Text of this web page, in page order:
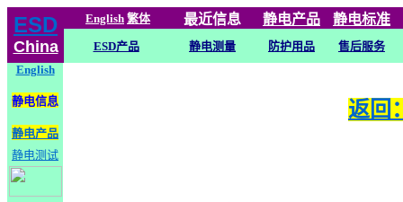
ESD
China
English 繁体 最近信息 静电产品 静电标准
ESD产品 静电测量 防护用品
售后服务
English
静电信息
静电产品
静电测试
返回